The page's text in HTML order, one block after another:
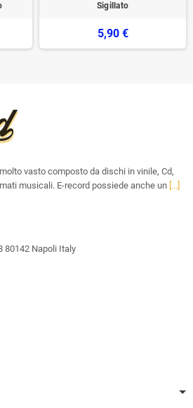
Sigillato
5,90 €
vasto composto da dischi in vinile, Cd,
musicali. E-record possiede anche un [...]
80142 Napoli Italy